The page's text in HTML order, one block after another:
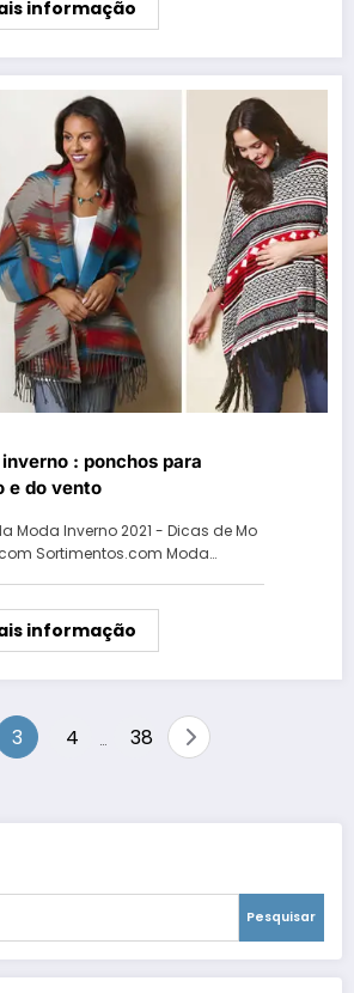
informação
: ponchos para
e do vento
Moda Inverno 2021 - Dicas de Mo
Sortimentos.com Moda…
informação
3 4 38
Pesquisar